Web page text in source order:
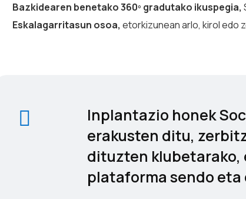
Bazkidearen benetako 360º gradutako ikuspegia,
Eskalagarritasun osoa, etorkizunean arlo, kirol edo
Inplantazio honek
erakusten ditu,
dituzten klubetarako,
plataforma sendo